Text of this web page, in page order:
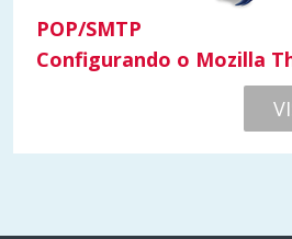
POP/SMTP
Configurando o Mozilla